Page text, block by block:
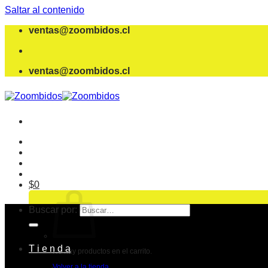
Saltar al contenido
ventas@zoombidos.cl
ventas@zoombidos.cl
$0
No hay productos en el carrito.
Buscar por:
T i e n d a